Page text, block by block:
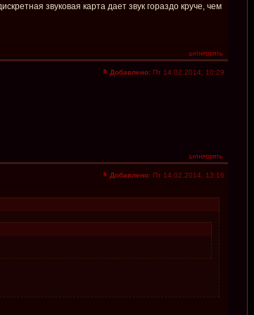
звуковая карта дает звук гораздо круче, чем
Добавлено: Пт 14.02.2014, 10:29
Добавлено: Пт 14.02.2014, 13:16